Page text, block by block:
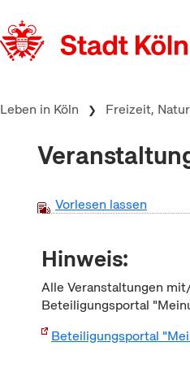
Leben in Köln Freizeit,
Vorlesen lassen
Hinweis:
Alle Veranstaltungen
Beteiligungsportal
Beteiligungsportal